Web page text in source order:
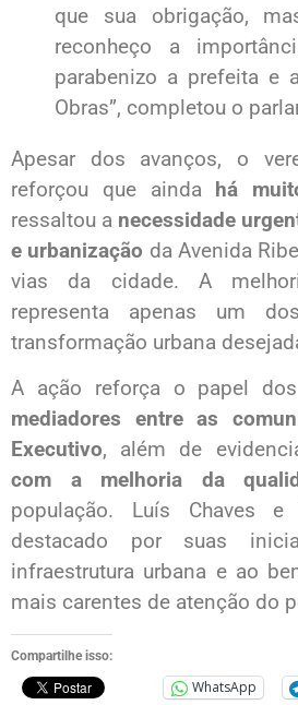
que sua obrigação,
reconheço a
parabenizo a prefeita e
Obras”, completou o
Apesar dos avanços, o
reforçou que ainda há
ressaltou a necessidade
e urbanização da Avenida
vias da cidade. A
representa apenas um
transformação urbana
A ação reforça o papel
mediadores entre as
Executivo, além de
com a melhoria da
população. Luís Chaves
destacado por suas
infraestrutura urbana e ao
mais carentes de atenção do
Compartilhe isso:
WhatsApp